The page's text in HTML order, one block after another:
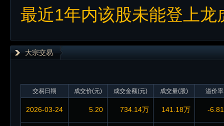
最近1年内该股未能登上龙
大宗交易
交易日期 成交价(元) 成交金额(元) 成交量(股) 溢价率
2026-03-24 5.20 734.14万 141.18万 -